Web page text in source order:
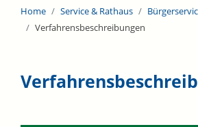
Home Service & Rathaus
Verfahrensbeschreibungen